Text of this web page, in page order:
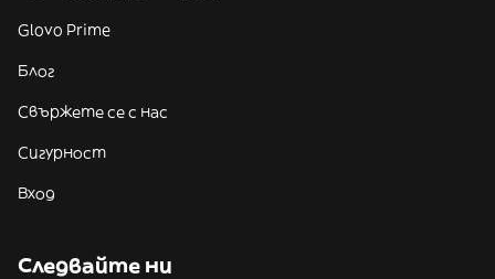
Glovo Prime
Блог
Свържете се с нас
Сигурност
Вход
Следвайте ни